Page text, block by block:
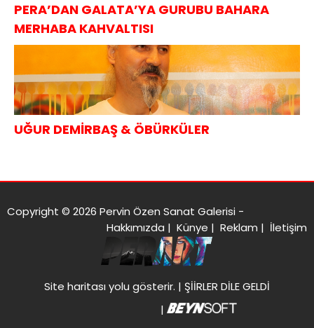
PERA’DAN GALATA’YA GURUBU BAHARA
MERHABA KAHVALTISI
UĞUR DEMİRBAŞ & ÖBÜRKÜLER
Copyright © 2026 Pervin Özen Sanat Galerisi -
Hakkımızda | Künye | Reklam | İletişim
Site haritası yolu gösterir. | ŞİİRLER DİLE GELDİ
|